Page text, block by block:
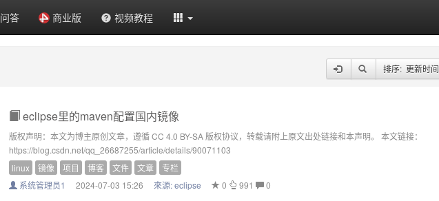
问答 商业版 视频教程
排序: 更新时间
eclipse里的maven配置国内镜像
版权声明：本文为博主原创文章，遵循 CC 4.0 BY-SA 版权协议，转载请附上原文出处链接和本声明。 本文链接：
https://blog.csdn.net/qq_26687255/article/details/90071103
linux
镜像 项目 博客 文件 文章
专栏
系统管理员1
2024-07-03 15:26 來源:eclipse 0 991 0